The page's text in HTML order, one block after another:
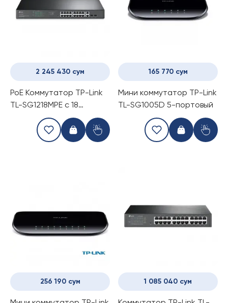
2 245 430 сум
PoE Коммутатор TP-Link
TL-SG1218MPE c 18
гигабитными портами
RJ45 (16 портов PoE+) и 2
комбинированными
165 770 сум
Мини коммутатор TP-Link
TL-SG1005D 5-портовый
256 190 сум 1 085 040 сум